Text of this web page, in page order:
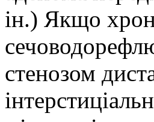
ін.) Якщо
стенозом